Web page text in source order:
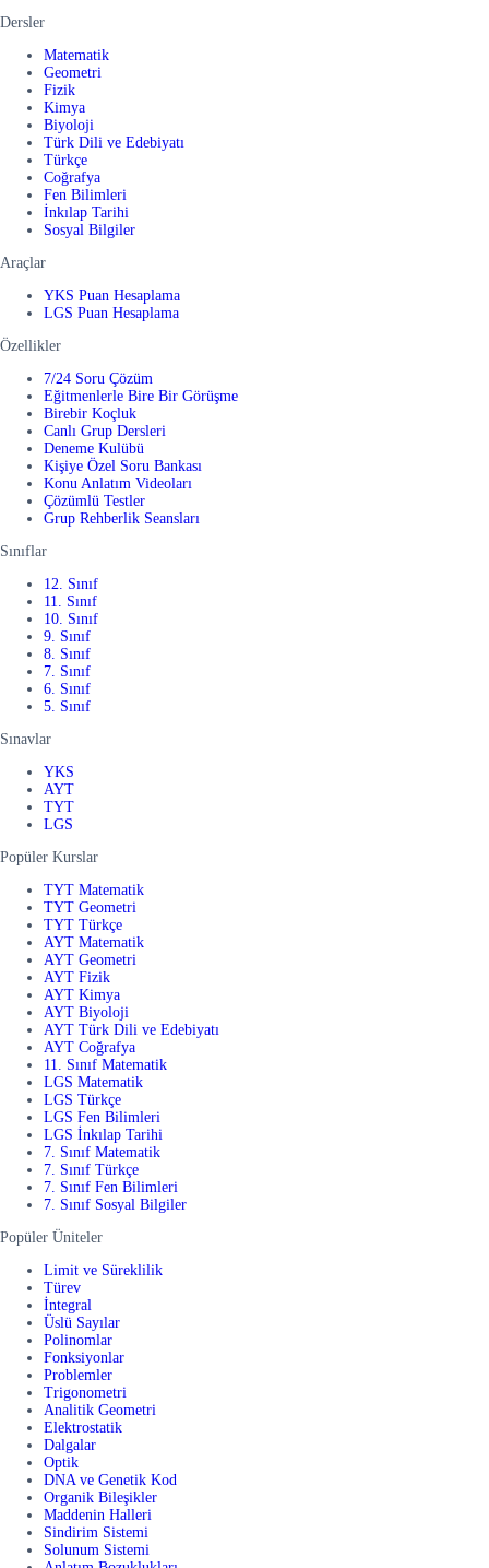
Dersler
Matematik
Geometri
Fizik
Kimya
Biyoloji
Türk Dili ve Edebiyatı
Türkçe
Coğrafya
Fen Bilimleri
İnkılap Tarihi
Sosyal Bilgiler
Araçlar
YKS Puan Hesaplama
LGS Puan Hesaplama
Özellikler
7/24 Soru Çözüm
Eğitmenlerle Bire Bir Görüşme
Birebir Koçluk
Canlı Grup Dersleri
Deneme Kulübü
Kişiye Özel Soru Bankası
Konu Anlatım Videoları
Çözümlü Testler
Grup Rehberlik Seansları
Sınıflar
12. Sınıf
11. Sınıf
10. Sınıf
9. Sınıf
8. Sınıf
7. Sınıf
6. Sınıf
5. Sınıf
Sınavlar
YKS
AYT
TYT
LGS
Popüler Kurslar
TYT Matematik
TYT Geometri
TYT Türkçe
AYT Matematik
AYT Geometri
AYT Fizik
AYT Kimya
AYT Biyoloji
AYT Türk Dili ve Edebiyatı
AYT Coğrafya
11. Sınıf Matematik
LGS Matematik
LGS Türkçe
LGS Fen Bilimleri
LGS İnkılap Tarihi
7. Sınıf Matematik
7. Sınıf Türkçe
7. Sınıf Fen Bilimleri
7. Sınıf Sosyal Bilgiler
Popüler Üniteler
Limit ve Süreklilik
Türev
İntegral
Üslü Sayılar
Polinomlar
Fonksiyonlar
Problemler
Trigonometri
Analitik Geometri
Elektrostatik
Dalgalar
Optik
DNA ve Genetik Kod
Organik Bileşikler
Maddenin Halleri
Sindirim Sistemi
Solunum Sistemi